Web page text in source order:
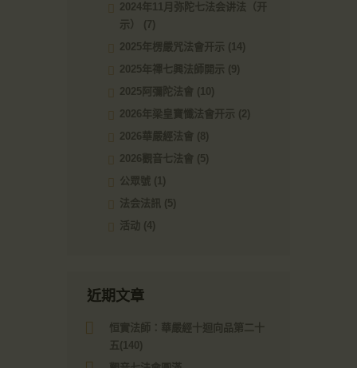
2024年11月弥陀七法会讲法（开
示）
(7)
2025年楞嚴咒法會开示 (14)
2025年禪七興法師開示 (9)
2025阿彌陀法會 (10)
2026年梁皇寶懺法會开示 (2)
2026華嚴經法會 (8)
2026觀音七法會 (5)
公眾號 (1)
法会法訊 (5)
活动 (4)
近期文章
恒實法師：華嚴經十迴向品第二十
五(140)